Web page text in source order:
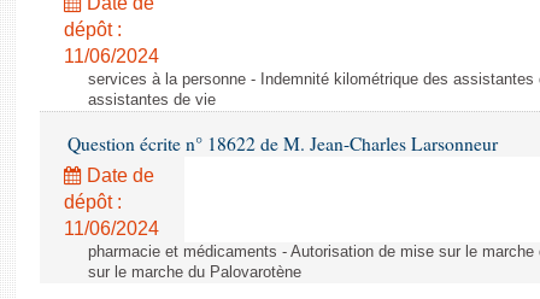
dépôt :
11/06/2024
services à la personne - Indemnité kilométrique des
assistantes de vie
Question écrite n° 18622 de M. Jean-Charles Larsonneur
Date de
dépôt :
11/06/2024
pharmacie et médicaments - Autorisation de mise sur le
sur le marche du Palovarotène